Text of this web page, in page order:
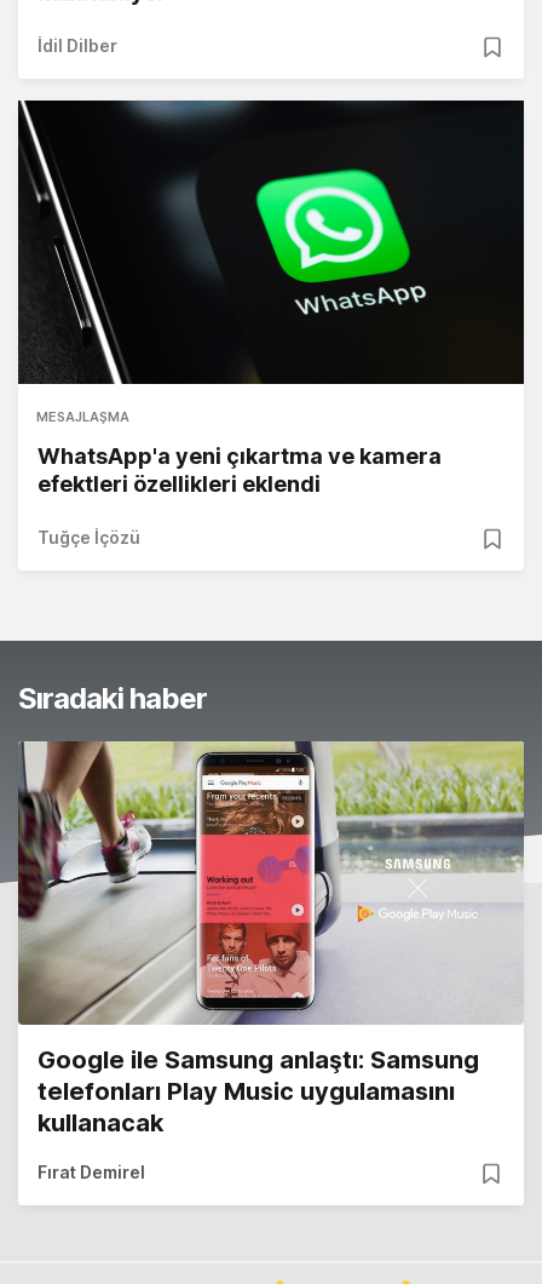
İdil Dilber
MESAJLAŞMA
WhatsApp'a yeni çıkartma ve kamera
efektleri özellikleri eklendi
Tuğçe İçözü
Sıradaki haber
Google ile Samsung anlaştı: Samsung
telefonları Play Music uygulamasını
kullanacak
Fırat Demirel